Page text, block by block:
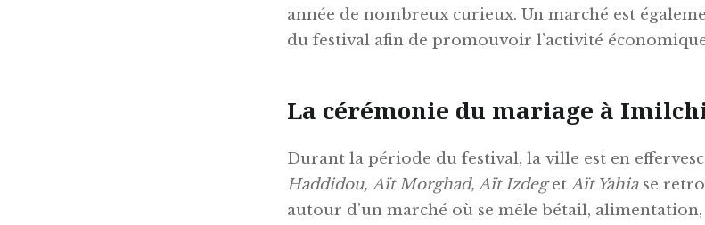
année de nombreux curieux. Un marché est
du festival afin de promouvoir l’activité
La cérémonie du mariage à
Durant la période du festival, la ville est en
Haddidou, Aït Morghad, Aït Izdeget Aït Yahiase
autour d’un marché où se mêle bétail,